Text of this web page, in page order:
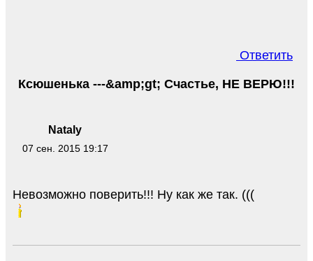
Ответить
Nataly
07 сен. 2015 19:17
Ксюшенька ---&amp;gt; Счастье, НЕ ВЕРЮ!!!
Невозможно поверить!!! Ну как же так. (((